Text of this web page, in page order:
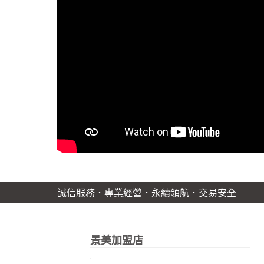
誠信服務．專業經營．永續領航．交易安全
景美加盟店